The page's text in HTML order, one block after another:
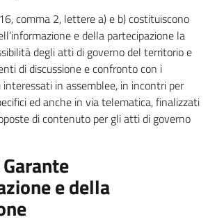
comma 2, lettere a) e b) costituiscono
e della partecipazione la
degli atti di governo del territorio e
di discussione e confronto con i
in assemblee, in incontri per
ed anche in via telematica, finalizzati
di contenuto per gli atti di governo
e della